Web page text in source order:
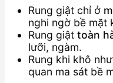
Rung giật chỉ ở
nghi ngờ bề mặt
Rung giật toàn
lưỡi, ngàm.
Rung khi khô
quan ma sát bề